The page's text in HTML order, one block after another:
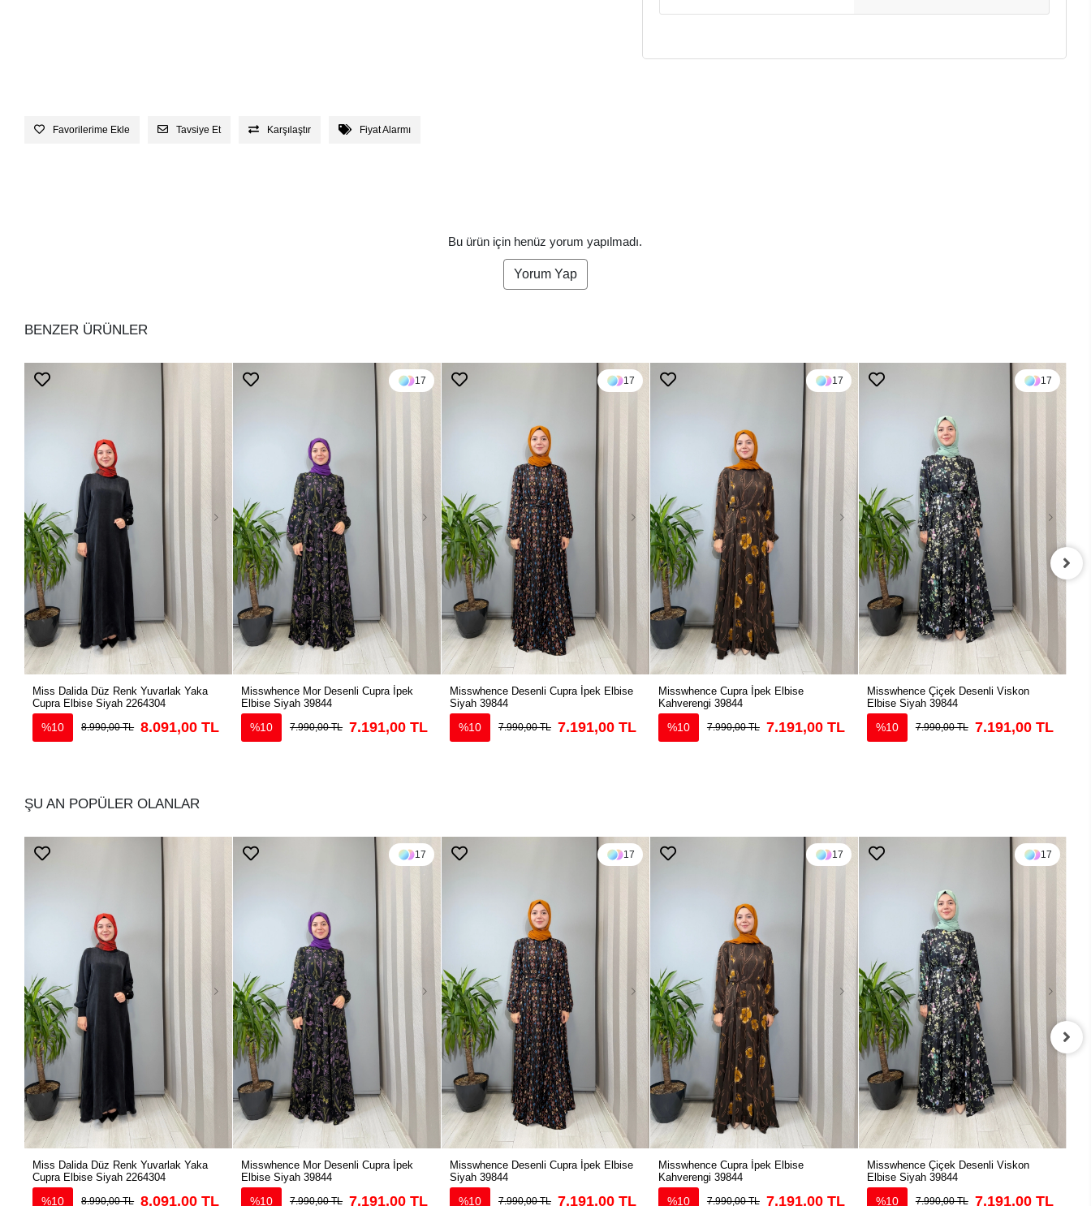
Favorilerime Ekle Tavsiye Et Karşılaştır Fiyat Alarmı
Bu ürün için henüz yorum yapılmadı.
Yorum Yap
BENZER ÜRÜNLER
Miss Dalida Düz Renk Yuvarlak Yaka
Cupra Elbise Siyah 2264304
%10 8.990,00 TL 8.091,00 TL
17
Misswhence Mor Desenli Cupra İpek
Elbise Siyah 39844
%10 7.990,00 TL 7.191,00 TL
17
Misswhence Desenli Cupra İpek Elbise
Siyah 39844
%10 7.990,00 TL 7.191,00 TL
17
Misswhence Cupra İpek Elbise
Kahverengi 39844
%10 7.990,00 TL 7.191,00 TL
17
Misswhence Çiçek Desenli Viskon
Elbise Siyah 39844
%10 7.990,00 TL 7.191,00 TL
ŞU AN POPÜLER OLANLAR
Miss Dalida Düz Renk Yuvarlak Yaka
Cupra Elbise Siyah 2264304
%10 8.990,00 TL 8.091,00 TL
17
Misswhence Mor Desenli Cupra İpek
Elbise Siyah 39844
%10 7.990,00 TL 7.191,00 TL
17
Misswhence Desenli Cupra İpek Elbise
Siyah 39844
%10 7.990,00 TL 7.191,00 TL
17
Misswhence Cupra İpek Elbise
Kahverengi 39844
%10 7.990,00 TL 7.191,00 TL
17
Misswhence Çiçek Desenli Viskon
Elbise Siyah 39844
%10 7.990,00 TL 7.191,00 TL